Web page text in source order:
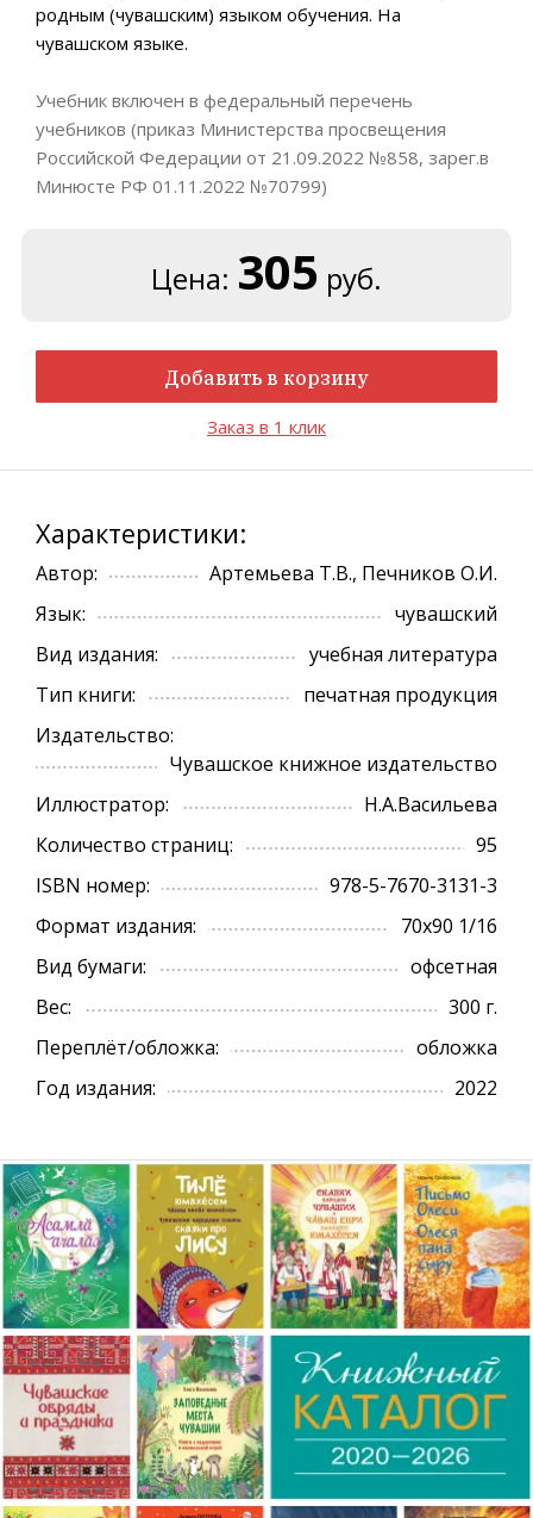
родным (чувашским) языком обучения. На
чувашском языке.
Учебник включен в федеральный перечень
учебников (приказ Министерства просвещения
Российской Федерации от 21.09.2022 №858, зарег.в
Минюсте РФ 01.11.2022 №70799)
Цена: 305 руб.
Добавить в корзину
Заказ в 1 клик
Характеристики:
Автор:
Артемьева Т.В., Печников О.И.
Язык:
чувашский
Вид издания:
учебная литература
Тип книги:
печатная продукция
Издательство:
Чувашское книжное издательство
Иллюстратор:
Н.А.Васильева
Количество страниц:
95
ISBN номер:
978-5-7670-3131-3
Формат издания:
70х90 1/16
Вид бумаги:
офсетная
Вес:
300 г.
Переплёт/обложка:
обложка
Год издания:
2022